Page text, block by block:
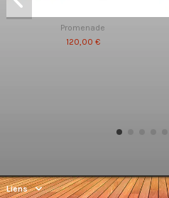
Promenade
120,00 €
Liens